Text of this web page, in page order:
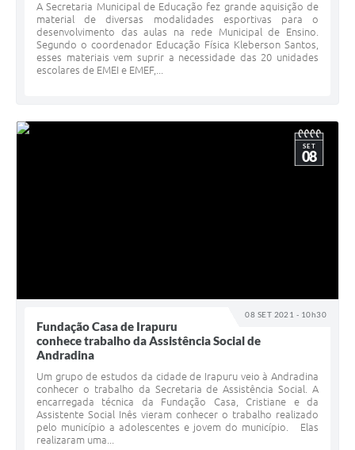
A Secretaria Municipal de Educação fez grande aquisição de
material de diversas modalidades esportivas para o
desenvolvimento das aulas na rede Municipal de Ensino.
Segundo o coordenador Educação Física Kleberson Santos,
esses materiais vem suprir a necessidade das 20 unidades
escolares de EMEI e EMEF,...
08 SET 2021 - 10h30
SET
08
Fundação Casa de Irapuru
conhece trabalho da Assistência Social de
Andradina
Um grupo de estudos da cidade de Irapuru veio à Andradina
conhecer o trabalho da Secretaria de Assistência Social. A
encarregada técnica da Fundação Casa, Cristiane e da
Assistente Social Inês vieram conhecer o trabalho realizado
pelo município a adolescentes e jovem do município. Elas
realizaram uma...